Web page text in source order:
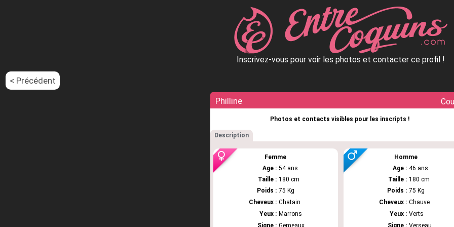
Inscrivez-vous pour voir les photos et contacter ce profil !
< Précédent
Philline
Photos et contacts visibles pour les inscripts !
Description
Femme
Age : 54 ans
Taille : 180 cm
Poids : 75 Kg
Cheveux : Chatain
Yeux : Marrons
Signe : Gemeaux
Homme
Age : 46 ans
Taille : 180 cm
Poids : 75 Kg
Cheveux : Chauve
Yeux : Verts
Signe : Verseau